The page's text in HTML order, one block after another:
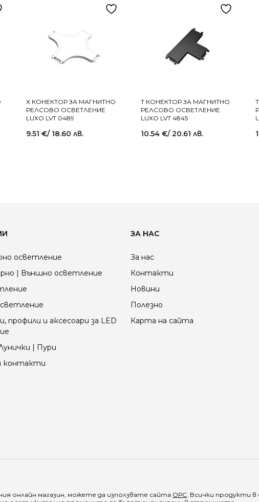
X КОНЕКТОР ЗА МАГНИТНО
РЕЛСОВО ОСВЕТЛЕНИЕ
LUXO LVT 0489
9.51 €/ 18.60 лв.
T КОНЕКТОР ЗА МАГНИТНО
РЕЛСОВО ОСВЕТЛЕНИЕ
LUXO LVT 4845
10.54 €/ 20.61 лв.
осветление
| Външно осветление
профили и аксесоари за LED
| Пури
контакти
ЗА НАС
За нас
Контакти
Новини
Полезно
Карта на сайта
онлайн магазин, можете да използвате сайта ОРС . Всички продукти